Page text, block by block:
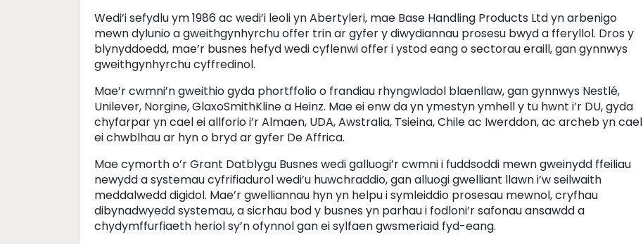
Wedi’i sefydlu ym 1986 ac wedi’i leoli yn Abertyleri, mae Base Handling Products Ltd yn arbenigo
mewn dylunio a gweithgynhyrchu offer trin ar gyfer y diwydiannau prosesu bwyd a fferyllol. Dros y
blynyddoedd, mae’r busnes hefyd wedi cyflenwi offer i ystod eang o sectorau eraill, gan gynnwys
gweithgynhyrchu cyffredinol.
Mae’r cwmni’n gweithio gyda phortffolio o frandiau rhyngwladol blaenllaw, gan gynnwys Nestlé,
Unilever, Norgine, GlaxoSmithKline a Heinz. Mae ei enw da yn ymestyn ymhell y tu hwnt i’r DU, gyda
chyfarpar yn cael ei allforio i’r Almaen, UDA, Awstralia, Tsieina, Chile ac Iwerddon, ac archeb yn cael
ei chwblhau ar hyn o bryd ar gyfer De Affrica.
Mae cymorth o’r Grant Datblygu Busnes wedi galluogi’r cwmni i fuddsoddi mewn gweinydd ffeiliau
newydd a systemau cyfrifiadurol wedi’u huwchraddio, gan alluogi gwelliant llawn i’w seilwaith
meddalwedd digidol. Mae’r gwelliannau hyn yn helpu i symleiddio prosesau mewnol, cryfhau
dibynadwyedd systemau, a sicrhau bod y busnes yn parhau i fodloni’r safonau ansawdd a
chydymffurfiaeth heriol sy’n ofynnol gan ei sylfaen gwsmeriaid fyd-eang.